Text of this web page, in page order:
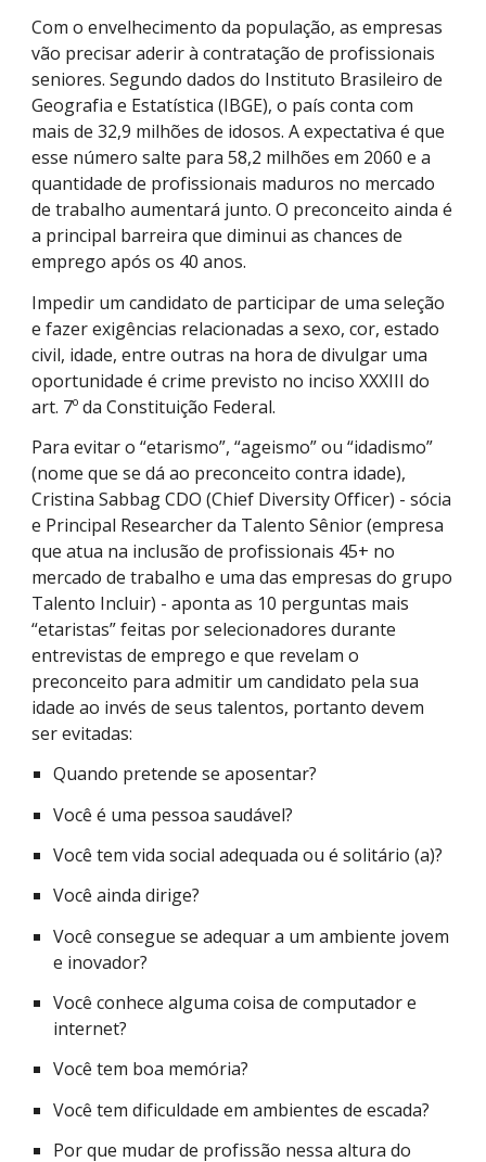
Com o envelhecimento da população, as empresas
vão precisar aderir à contratação de profissionais
seniores. Segundo dados do Instituto Brasileiro de
Geografia e Estatística (IBGE), o país conta com
mais de 32,9 milhões de idosos. A expectativa é que
esse número salte para 58,2 milhões em 2060 e a
quantidade de profissionais maduros no mercado
de trabalho aumentará junto. O preconceito ainda é
a principal barreira que diminui as chances de
emprego após os 40 anos.
Impedir um candidato de participar de uma seleção
e fazer exigências relacionadas a sexo, cor, estado
civil, idade, entre outras na hora de divulgar uma
oportunidade é crime previsto no inciso XXXIII do
art. 7º da Constituição Federal.
Para evitar o “etarismo”, “ageismo” ou “idadismo”
(nome que se dá ao preconceito contra idade),
Cristina Sabbag CDO (Chief Diversity Officer) - sócia
e Principal Researcher da Talento Sênior (empresa
que atua na inclusão de profissionais 45+ no
mercado de trabalho e uma das empresas do grupo
Talento Incluir) - aponta as 10 perguntas mais
“etaristas” feitas por selecionadores durante
entrevistas de emprego e que revelam o
preconceito para admitir um candidato pela sua
idade ao invés de seus talentos, portanto devem
ser evitadas:
Quando pretende se aposentar?
Você é uma pessoa saudável?
Você tem vida social adequada ou é solitário (a)?
Você ainda dirige?
Você consegue se adequar a um ambiente jovem
e inovador?
Você conhece alguma coisa de computador e
internet?
Você tem boa memória?
Você tem dificuldade em ambientes de escada?
Por que mudar de profissão nessa altura do